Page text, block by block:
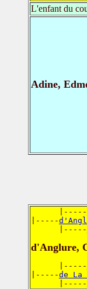
L'enfant du
Adine,
      |-----
|-----
      |-----
d'Anglure,
      |-----
|-----de La
      |-----